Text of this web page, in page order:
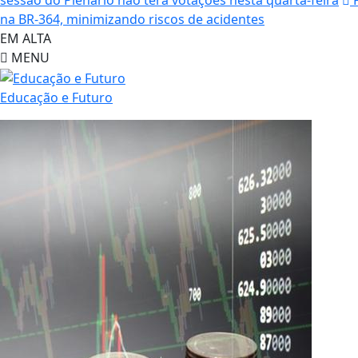
na BR-364, minimizando riscos de acidentes
EM ALTA
MENU
Educação e Futuro